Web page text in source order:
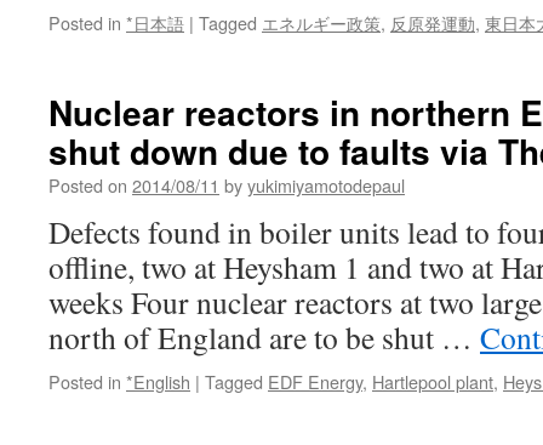
Posted in *日本語 | Tagged エネルギー政策, 反原発運動, 東日本
Nuclear reactors in northern
shut down due to faults via
Posted on 2014/08/11 byyukimiyamotodepaul
Defects found in boiler units lead to
offline, two at Heysham 1 and two at
weeks Four nuclear reactors at two
north of England are to be shut …
Posted in *English | Tagged EDF Energy, Hartlepool plant,